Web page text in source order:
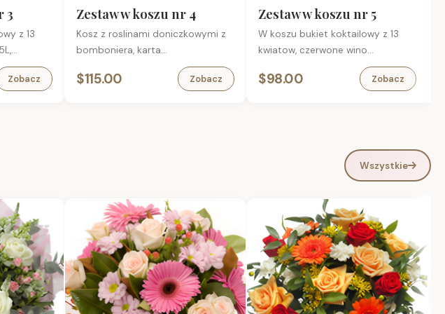
(tuba) – wysokiej jakości,
intensywna w smaku.
Piwo Kampinoskie z Browaru
3
z 13
Zobacz
Zestaw w koszu nr 4
Kosz z roslinami doniczkowymi z
bomboniera, karta
$115.00 Zobacz
Zestaw w koszu nr 5
W koszu bukiet koktailowy z 13
kwiatow, czerwone wino
polslodkie 0.75L, bomboniera,
karta okolicznosciowa
$98.00 Zobacz
Wszystkie